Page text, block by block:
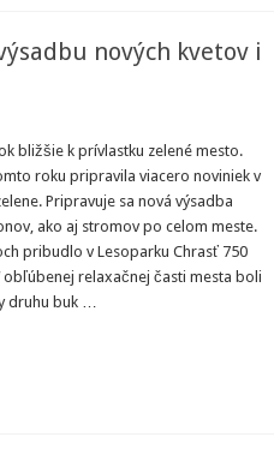
nových kvetov i
bližšie k prívlastku zelené mesto.
roku pripravila viacero noviniek v
Pripravuje sa nová výsadba
ako aj stromov po celom meste.
pribudlo v Lesoparku Chrasť 750
obľúbenej relaxačnej časti mesta boli
druhu buk …